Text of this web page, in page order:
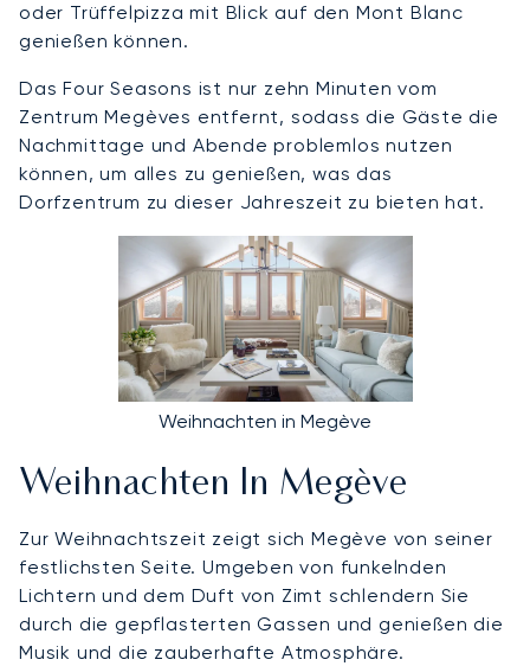
oder Trüffelpizza mit Blick auf den Mont Blanc
genießen können.
Das Four Seasons ist nur zehn Minuten vom
Zentrum Megèves entfernt, sodass die Gäste die
Nachmittage und Abende problemlos nutzen
können, um alles zu genießen, was das
Dorfzentrum zu dieser Jahreszeit zu bieten hat.
Weihnachten in Megève
Weihnachten In Megève
Zur Weihnachtszeit zeigt sich Megève von seiner
festlichsten Seite. Umgeben von funkelnden
Lichtern und dem Duft von Zimt schlendern Sie
durch die gepflasterten Gassen und genießen die
Musik und die zauberhafte Atmosphäre.